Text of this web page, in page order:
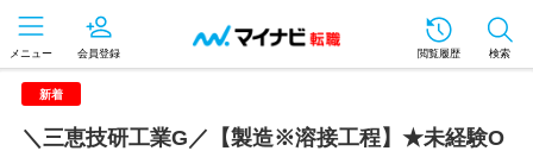
メニュー 会員登録 閲覧履歴 検索
新着
＼三恵技研工業G／【製造※溶接工程】★未経験O